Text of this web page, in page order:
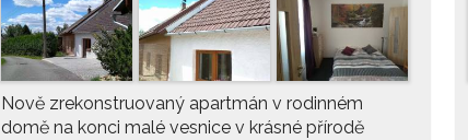
Nově zrekonstruovaný apartmán v rodinném
domě na konci malé vesnice v krásné přírodě